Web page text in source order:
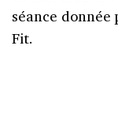
séance
Fit.